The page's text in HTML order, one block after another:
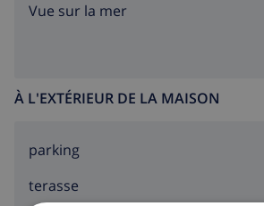
Vue sur la mer
À L'EXTÉRIEUR DE LA MAISON
parking
terasse